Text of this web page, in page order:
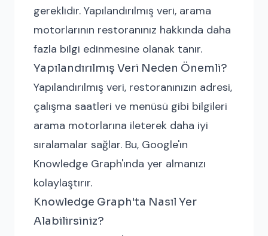
gereklidir. Yapılandırılmış veri, arama
motorlarının restoranınız hakkında daha
fazla bilgi edinmesine olanak tanır.
Yapılandırılmış Veri Neden Önemli?
Yapılandırılmış veri, restoranınızın adresi,
çalışma saatleri ve menüsü gibi bilgileri
arama motorlarına ileterek daha iyi
sıralamalar sağlar. Bu, Google'ın
Knowledge Graph'ında yer almanızı
kolaylaştırır.
Knowledge Graph'ta Nasıl Yer
Alabilirsiniz?